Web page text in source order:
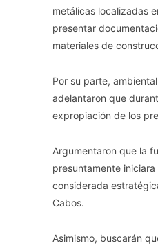
metálicas localizadas
presentar
materiales de
Por su parte,
adelantaron que
expropiación de los
Argumentaron que la
presuntamente
considerada
Cabos.
Asimismo, buscarán